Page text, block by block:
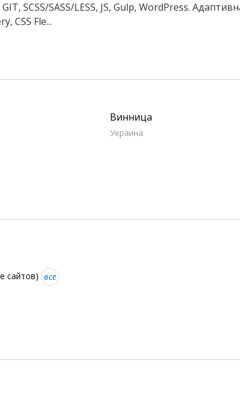
SCSS/SASS/LESS, JS, Gulp, WordPress.
CSS Fle...
Винница
Украина
сайтов) все